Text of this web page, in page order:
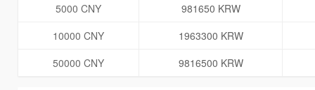
5000 CNY
981650 KRW
10000 CNY
1963300 KRW
50000 CNY
9816500 KRW